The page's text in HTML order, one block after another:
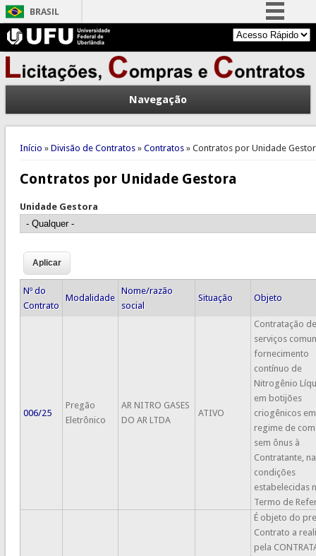
BRASIL
Simplifique!
Comunica BR
Participe
Acesso à informação
Legislação
Canais
Navegação
Você está aqui
Início » Divisão de Contratos» Contratos» Contratos por Unidade
Contratos por Unidade Gestora
Unidade Gestora
Nº do
Contrato
Modalidade
Nome/razão
social
Situação Objeto
006/25
Pregão
Eletrônico
AR NITRO GASES
DO AR LTDA
ATIVO
Contratação de
serviços
fornecimento
contínuo de
Nitrogênio
em botijões
criogênicos em
regime de
sem ônus à
Contratante,
condições
estabelecidas
Termo de
É objeto do
Contrato a
pela